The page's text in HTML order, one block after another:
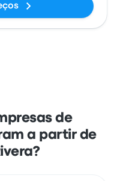
de
a partir de